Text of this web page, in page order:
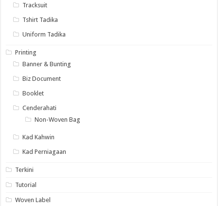
Tracksuit
Tshirt Tadika
Uniform Tadika
Printing
Banner & Bunting
Biz Document
Booklet
Cenderahati
Non-Woven Bag
Kad Kahwin
Kad Perniagaan
Terkini
Tutorial
Woven Label